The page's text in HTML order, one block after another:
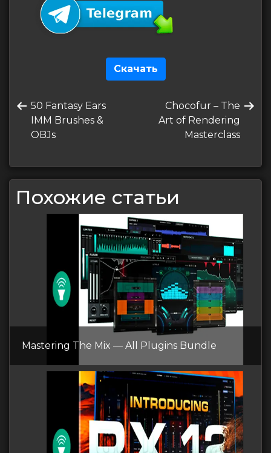
Скачать
по
записям
Предыдущая
запись
50 Fantasy Ears
IMM Brushes &
OBJs
Следующая
запись
Chocofur – The
Art of Rendering
Masterclass
Похожие статьи
Mastering The Mix — All Plugins Bundle